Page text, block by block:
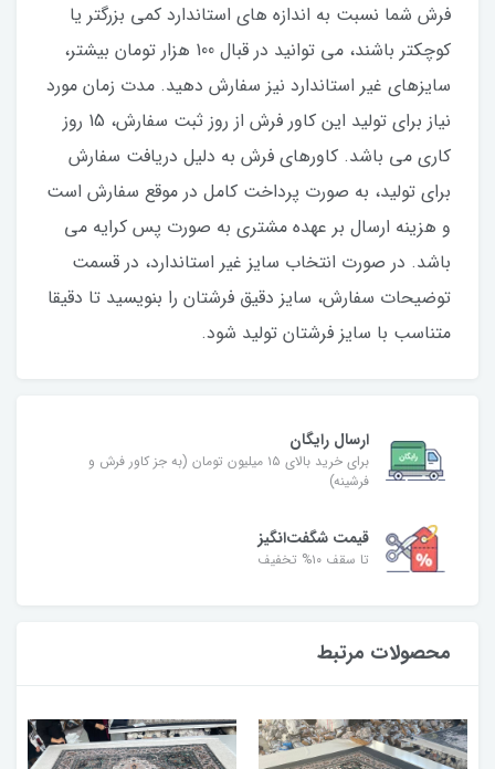
فرش شما نسبت به اندازه های استاندارد کمی بزرگتر یا
کوچکتر باشند، می توانید در قبال 100 هزار تومان بیشتر،
سایزهای غیر استاندارد نیز سفارش دهید. مدت زمان مورد
نیاز برای تولید این کاور فرش از روز ثبت سفارش، 15 روز
کاری می باشد. کاورهای فرش به دلیل دریافت سفارش
برای تولید، به صورت پرداخت کامل در موقع سفارش است
و هزینه ارسال بر عهده مشتری به صورت پس کرایه می
باشد. در صورت انتخاب سایز غیر استاندارد، در قسمت
توضیحات سفارش، سایز دقیق فرشتان را بنویسید تا دقیقا
متناسب با سایز فرشتان تولید شود.
ارسال رایگان
برای خرید بالای ۱۵ میلیون تومان (به جز کاور فرش و
فرشینه)
قیمت شگفت‌انگیز
تا سقف ۱۰% تخفیف
محصولات مرتبط